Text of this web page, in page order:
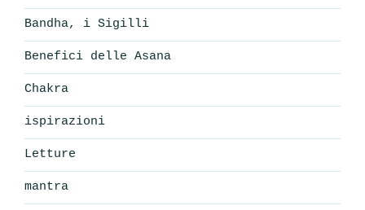
Bandha, i Sigilli
Benefici delle Asana
Chakra
ispirazioni
Letture
mantra